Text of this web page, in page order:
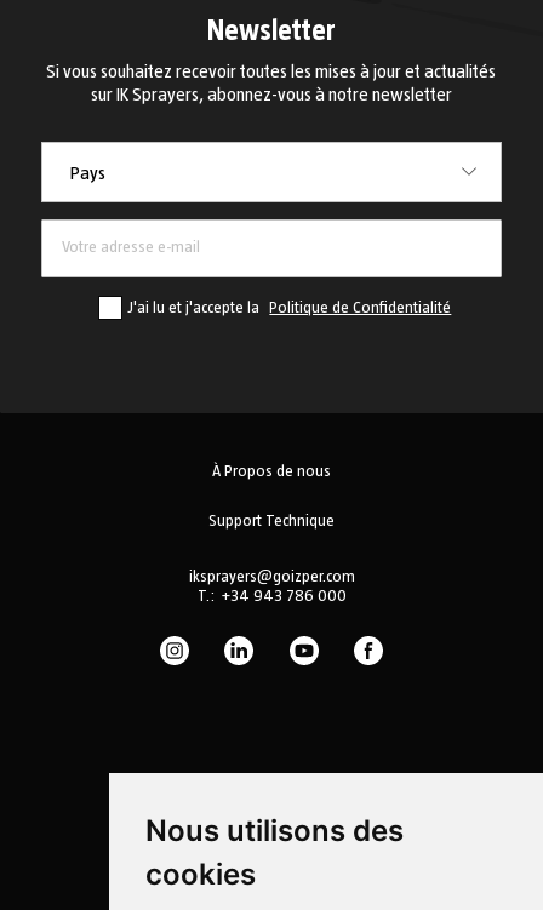
Nous utilisons des
cookies
Newsletter
Si vous souhaitez recevoir toutes les mises à jour et actualités
sur IK Sprayers, abonnez-vous à notre newsletter
Pays
J'ai lu et j'accepte la Politique de Confidentialité
À Propos de nous
Support Technique
iksprayers@goizper.com
T.: +34 943 786 000